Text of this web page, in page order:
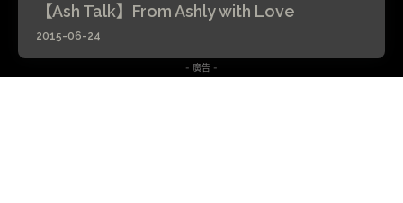
【Ash Talk】From Ashly with Love
2015-06-24
- 廣告 -